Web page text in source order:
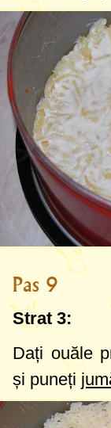
Pas 9
Strat 3:
Dați ouăle
și puneți